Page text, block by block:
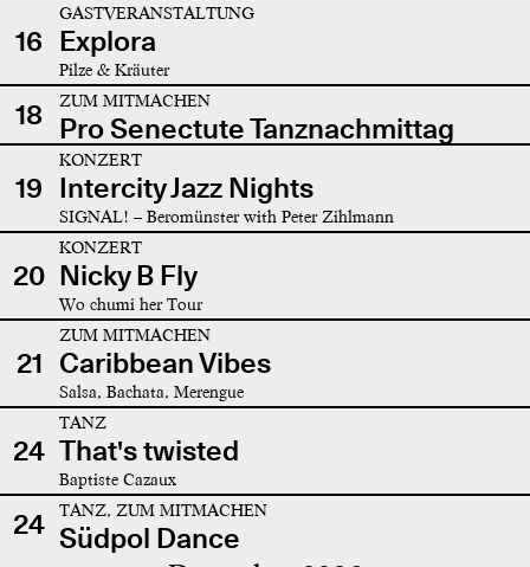
16
GASTVERANSTALTUNG
Explora
Pilze & Kräuter
18 ZUM MITMACHEN
Pro Senectute Tanznachmittag
19
KONZERT
Intercity Jazz Nights
SIGNAL! – Beromünster with Peter Zihlmann
20
KONZERT
Nicky B Fly
Wo chumi her Tour
21
ZUM MITMACHEN
Caribbean Vibes
Salsa, Bachata, Merengue
24
TANZ
That's twisted
Baptiste Cazaux
24 TANZ, ZUM MITMACHEN
Südpol Dance